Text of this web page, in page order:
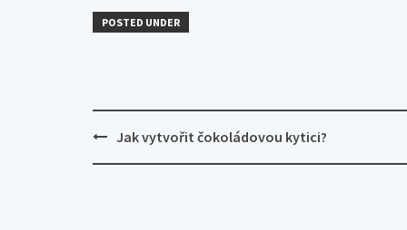
POSTED UNDER
Post
navigation
Jak vytvořit čokoládovou kytici?